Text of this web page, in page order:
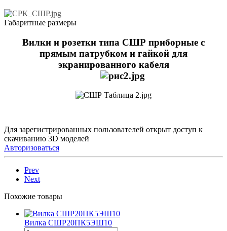
Габаритные размеры
Вилки и розетки типа СШР приборные с
прямым патрубком и гайкой для
экранированного кабеля
Для зарегистрированных пользователей открыт доступ к
скачиванию 3D моделей
Авторизоваться
Prev
Next
Похожие товары
Вилка СШР20ПК5ЭШ10